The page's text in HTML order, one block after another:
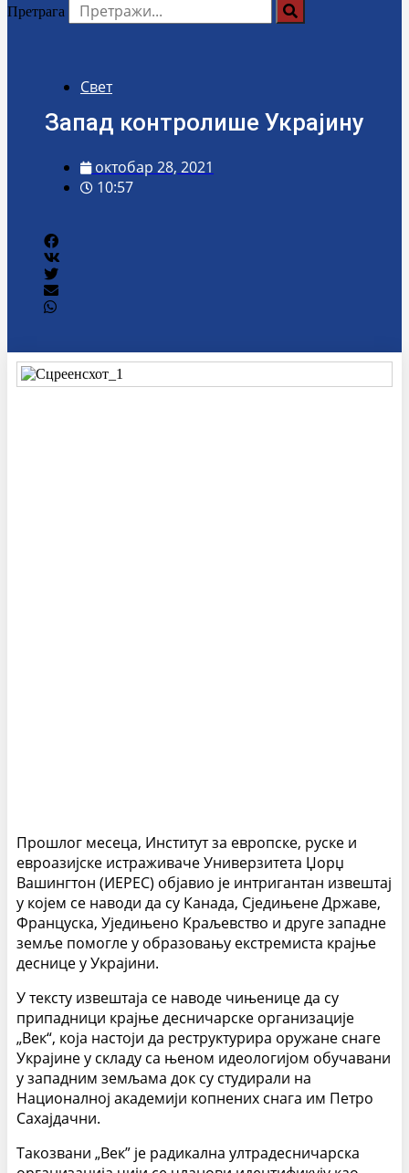
Претрага
Свет
Запад контролише Украјину
октобар 28, 2021
10:57
Прошлог месеца, Институт за европске, руске и
евроазијске истраживаче Универзитета Џорџ
Вашингтон (ИЕРЕС) објавио је интригантан извештај
у којем се наводи да су Канада, Сједињене Државе,
Француска, Уједињено Краљевство и друге западне
земље помогле у образовању екстремиста крајње
деснице у Украјини.
У тексту извештаја се наводе чињенице да су
припадници крајње десничарске организације
„Век“, која настоји да реструктурира оружане снаге
Украјине у складу са њеном идеологијом обучавани
у западним земљама док су студирали на
Националној академији копнених снага им Петро
Сахајдачни.
Такозвани „Век” је радикална ултрадесничарска